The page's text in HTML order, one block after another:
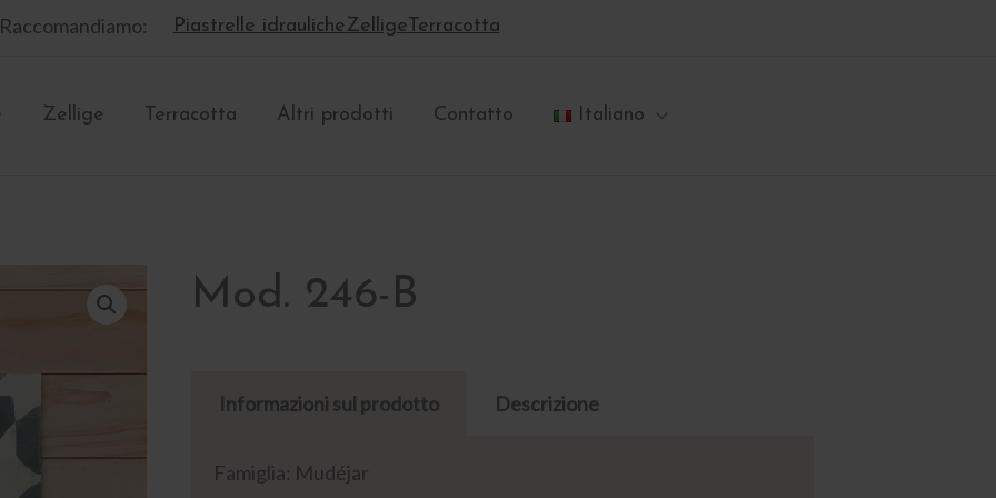
Raccomandiamo: Piastrelle idraulicheZellige Terracotta
Zellige Terracotta Altri prodotti Contatto Italiano
Mod. 246-B
Informazioni sul prodotto Descrizione
Famiglia: Mudéjar